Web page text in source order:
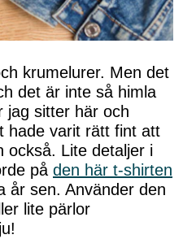
krumelurer. Men det
det är inte så himla
jag sitter här och
hade varit rätt fint att
också. Lite detaljer i
på den här t-shirten
år sen. Använder den
lite pärlor